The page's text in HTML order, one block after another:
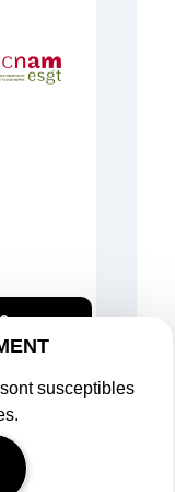
susceptibles